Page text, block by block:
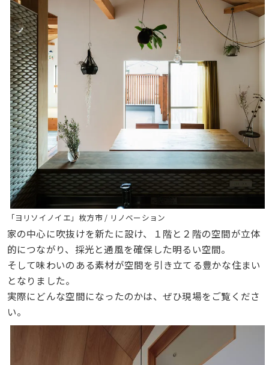
「ヨリソイノイエ」枚方市 / リノベーション
家の中心に吹抜けを新たに設け、１階と２階の空間が立体
的につながり、採光と通風を確保した明るい空間。
そして味わいのある素材が空間を引き立てる豊かな住まい
となりました。
実際にどんな空間になったのかは、ぜひ現場をご覧くださ
い。